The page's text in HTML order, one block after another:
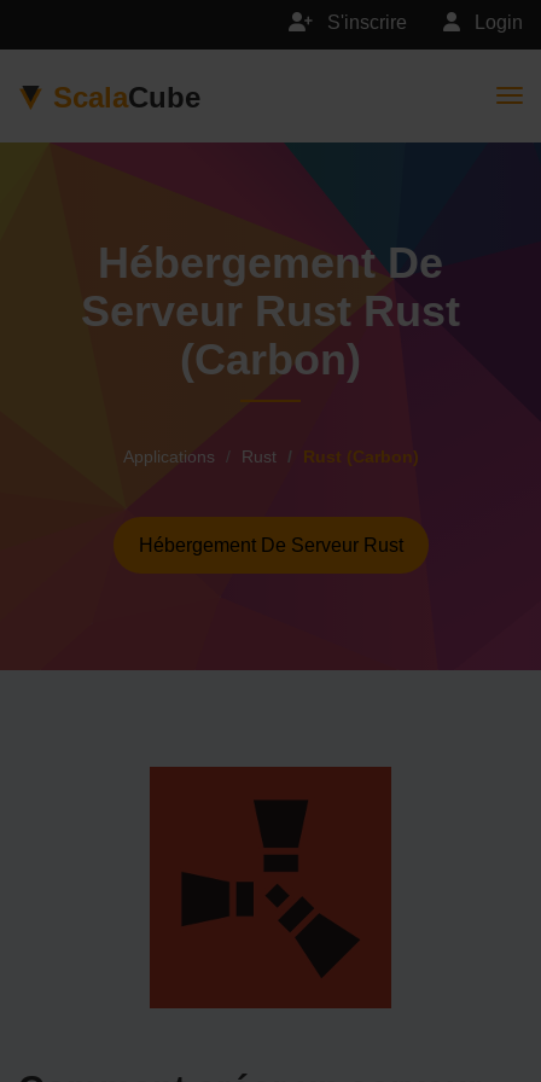
Login
S'inscrire
ScalaCube
Hébergement De
Serveur Rust Rust
(Carbon)
Applications Rust Rust (Carbon)
Hébergement De Serveur Rust